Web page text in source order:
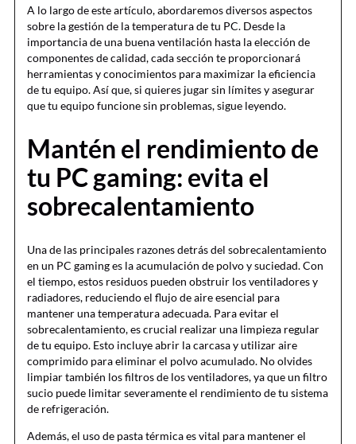
A lo largo de este artículo, abordaremos diversos aspectos
sobre la gestión de la temperatura de tu PC. Desde la
importancia de una buena ventilación hasta la elección de
componentes de calidad, cada sección te proporcionará
herramientas y conocimientos para maximizar la eficiencia
de tu equipo. Así que, si quieres jugar sin límites y asegurar
que tu equipo funcione sin problemas, sigue leyendo.
Mantén el rendimiento de
tu PC gaming: evita el
sobrecalentamiento
Una de las principales razones detrás del sobrecalentamiento
en un PC gaming es la acumulación de polvo y suciedad. Con
el tiempo, estos residuos pueden obstruir los ventiladores y
radiadores, reduciendo el flujo de aire esencial para
mantener una temperatura adecuada. Para evitar el
sobrecalentamiento, es crucial realizar una limpieza regular
de tu equipo. Esto incluye abrir la carcasa y utilizar aire
comprimido para eliminar el polvo acumulado. No olvides
limpiar también los filtros de los ventiladores, ya que un filtro
sucio puede limitar severamente el rendimiento de tu sistema
de refrigeración.
Además, el uso de pasta térmica es vital para mantener el